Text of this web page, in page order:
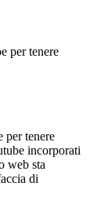
per tenere
per tenere
incorporati
web sta
di